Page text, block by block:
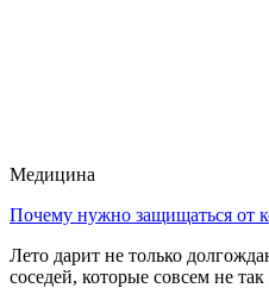
Медицина
Почему нужно защищаться от
Лето дарит не только
соседей, которые совсем не